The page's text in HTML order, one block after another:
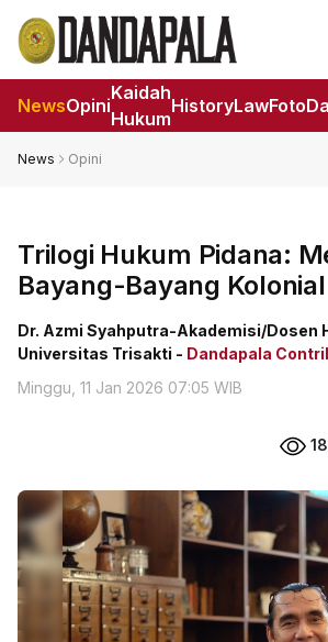
NewsOpini
Kaidah
Hukum
HistoryLawFoto
News Opini
Trilogi Hukum Pidana:
Bayang-Bayang Kolonial
Dr. Azmi Syahputra-Akademisi/Dosen
Universitas Trisakti - Dandapala
Minggu, 11 Jan 2026 07:05 WIB